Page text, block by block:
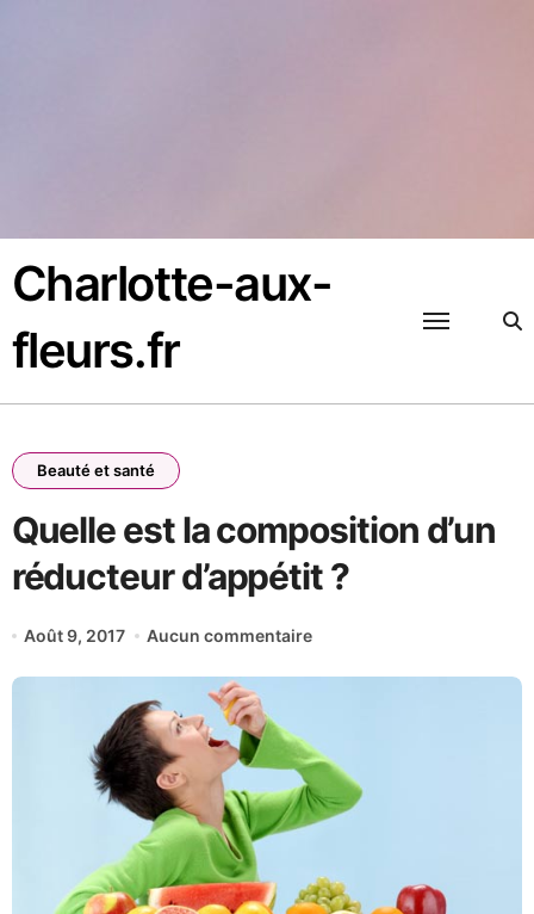
Charlotte-aux-
fleurs.fr
Beauté et santé
Quelle est la composition d’un
réducteur d’appétit ?
Août 9, 2017 Aucun commentaire